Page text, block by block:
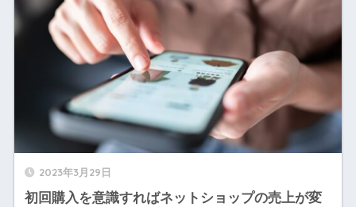
2023年3月29日
初回購入を意識すればネットショップの売上が変